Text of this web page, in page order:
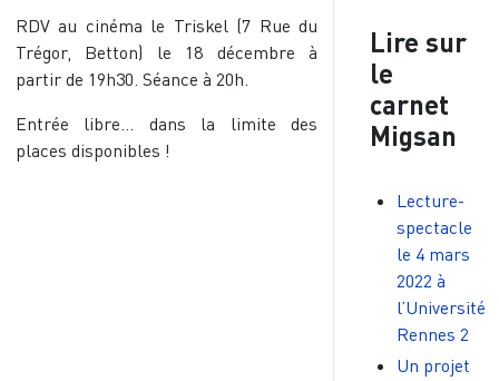
RDV au cinéma le Triskel (7 Rue du
Trégor, Betton) le 18 décembre à
partir de 19h30. Séance à 20h.
Entrée libre... dans la limite des
places disponibles !
Lire sur
le
carnet
Migsan
Lecture-
spectacle
le 4 mars
2022 à
l’Université
Rennes 2
Un projet